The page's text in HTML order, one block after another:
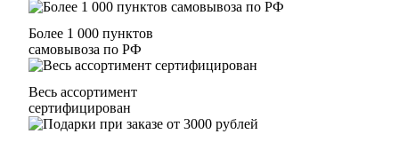
Более 1 000 пунктов
самовывоза по РФ
Весь ассортимент
сертифицирован